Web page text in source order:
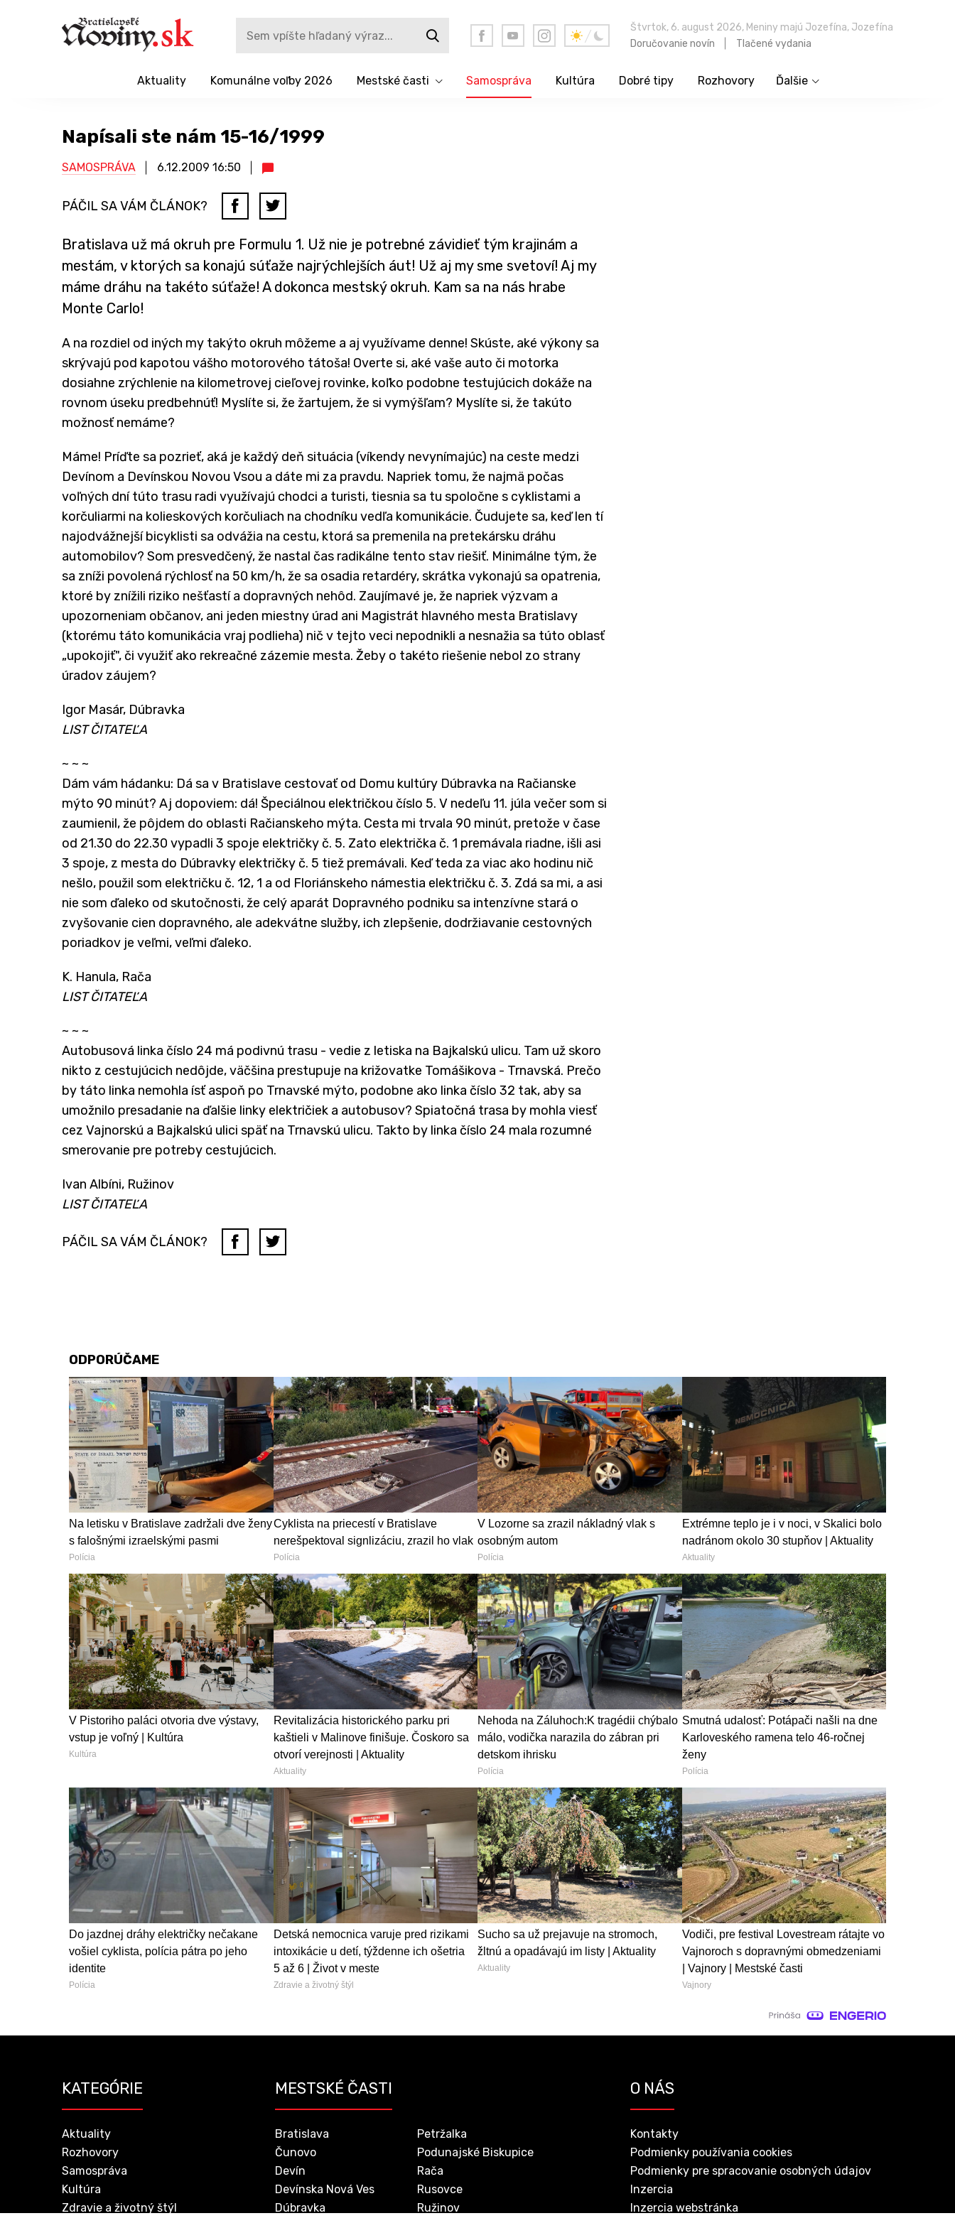
Štvrtok, 6. august 2026, Meniny majú Jozefína, Jozefína
Doručovanie novín
Tlačené vydania
Aktuality Komunálne voľby 2026 Mestské časti Samospráva Kultúra Dobré tipy Rozhovory Ďalšie
Napísali ste nám 15-16/1999
SAMOSPRÁVA 6.12.2009 16:50
PÁČIL SA VÁM ČLÁNOK?
Bratislava už má okruh pre Formulu 1. Už nie je potrebné závidieť tým krajinám a
mestám, v ktorých sa konajú súťaže najrýchlejších áut! Už aj my sme svetoví! Aj my
máme dráhu na takéto súťaže! A dokonca mestský okruh. Kam sa na nás hrabe
Monte Carlo!
A na rozdiel od iných my takýto okruh môžeme a aj využívame denne! Skúste, aké výkony sa
skrývajú pod kapotou vášho motorového tátoša! Overte si, aké vaše auto či motorka
dosiahne zrýchlenie na kilometrovej cieľovej rovinke, koľko podobne testujúcich dokáže na
rovnom úseku predbehnúť! Myslíte si, že žartujem, že si vymýšľam? Myslíte si, že takúto
možnosť nemáme?
Máme! Príďte sa pozrieť, aká je každý deň situácia (víkendy nevynímajúc) na ceste medzi
Devínom a Devínskou Novou Vsou a dáte mi za pravdu. Napriek tomu, že najmä počas
voľných dní túto trasu radi využívajú chodci a turisti, tiesnia sa tu spoločne s cyklistami a
korčuliarmi na kolieskových korčuliach na chodníku vedľa komunikácie. Čudujete sa, keď len tí
najodvážnejší bicyklisti sa odvážia na cestu, ktorá sa premenila na pretekársku dráhu
automobilov? Som presvedčený, že nastal čas radikálne tento stav riešiť. Minimálne tým, že
sa zníži povolená rýchlosť na 50 km/h, že sa osadia retardéry, skrátka vykonajú sa opatrenia,
ktoré by znížili riziko nešťastí a dopravných nehôd. Zaujímavé je, že napriek výzvam a
upozorneniam občanov, ani jeden miestny úrad ani Magistrát hlavného mesta Bratislavy
(ktorému táto komunikácia vraj podlieha) nič v tejto veci nepodnikli a nesnažia sa túto oblasť
„upokojiť", či využiť ako rekreačné zázemie mesta. Žeby o takéto riešenie nebol zo strany
úradov záujem?
Igor Masár, Dúbravka
LIST ČITATEĽA
~ ~ ~
Dám vám hádanku: Dá sa v Bratislave cestovať od Domu kultúry Dúbravka na Račianske
mýto 90 minút? Aj dopoviem: dá! Špeciálnou električkou číslo 5. V nedeľu 11. júla večer som si
zaumienil, že pôjdem do oblasti Račianskeho mýta. Cesta mi trvala 90 minút, pretože v čase
od 21.30 do 22.30 vypadli 3 spoje električky č. 5. Zato električka č. 1 premávala riadne, išli asi
3 spoje, z mesta do Dúbravky električky č. 5 tiež premávali. Keď teda za viac ako hodinu nič
nešlo, použil som električku č. 12, 1 a od Floriánskeho námestia električku č. 3. Zdá sa mi, a asi
nie som ďaleko od skutočnosti, že celý aparát Dopravného podniku sa intenzívne stará o
zvyšovanie cien dopravného, ale adekvátne služby, ich zlepšenie, dodržiavanie cestovných
poriadkov je veľmi, veľmi ďaleko.
K. Hanula, Rača
LIST ČITATEĽA
~ ~ ~
Autobusová linka číslo 24 má podivnú trasu - vedie z letiska na Bajkalskú ulicu. Tam už skoro
nikto z cestujúcich nedôjde, väčšina prestupuje na križovatke Tomášikova - Trnavská. Prečo
by táto linka nemohla ísť aspoň po Trnavské mýto, podobne ako linka číslo 32 tak, aby sa
umožnilo presadanie na ďalšie linky električiek a autobusov? Spiatočná trasa by mohla viesť
cez Vajnorskú a Bajkalskú ulici späť na Trnavskú ulicu. Takto by linka číslo 24 mala rozumné
smerovanie pre potreby cestujúcich.
Ivan Albíni, Ružinov
LIST ČITATEĽA
PÁČIL SA VÁM ČLÁNOK?
ODPORÚČAME
Na letisku v Bratislave zadržali dve ženy
s falošnými izraelskými pasmi
Polícia
Cyklista na priecestí v Bratislave
nerešpektoval signlizáciu, zrazil ho vlak
Polícia
V Lozorne sa zrazil nákladný vlak s
osobným autom
Polícia
Extrémne teplo je i v noci, v Skalici bolo
nadránom okolo 30 stupňov | Aktuality
Aktuality
V Pistoriho paláci otvoria dve výstavy,
vstup je voľný | Kultúra
Kultúra
Revitalizácia historického parku pri
kaštieli v Malinove finišuje. Čoskoro sa
otvorí verejnosti | Aktuality
Aktuality
Nehoda na Záluhoch:K tragédii chýbalo
málo, vodička narazila do zábran pri
detskom ihrisku
Polícia
Smutná udalosť: Potápači našli na dne
Karloveského ramena telo 46-ročnej
ženy
Polícia
Do jazdnej dráhy električky nečakane
vošiel cyklista, polícia pátra po jeho
identite
Polícia
Detská nemocnica varuje pred rizikami
intoxikácie u detí, týždenne ich ošetria
5 až 6 | Život v meste
Zdravie a životný štýl
Sucho sa už prejavuje na stromoch,
žltnú a opadávajú im listy | Aktuality
Aktuality
Vodiči, pre festival Lovestream rátajte vo
Vajnoroch s dopravnými obmedzeniami
| Vajnory | Mestské časti
Vajnory
KATEGÓRIE
Aktuality
Rozhovory
Samospráva
Kultúra
Zdravie a životný štýl
MESTSKÉ ČASTI
Bratislava
Čunovo
Devín
Devínska Nová Ves
Dúbravka
Petržalka
Podunajské Biskupice
Rača
Rusovce
Ružinov
O NÁS
Kontakty
Podmienky používania cookies
Podmienky pre spracovanie osobných údajov
Inzercia
Inzercia webstránka